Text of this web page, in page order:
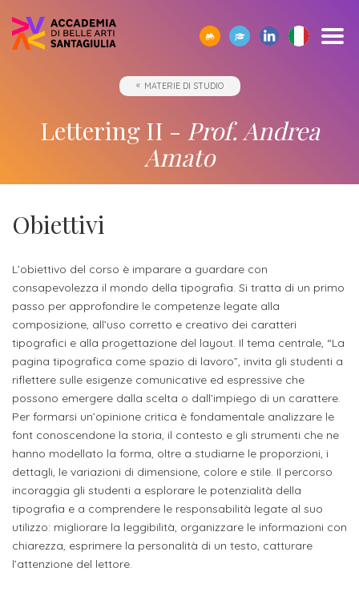
CERCA
Accademia
studio
Docenti
Rivista
IO01
Servizi
allo
studente
Internazionalizzazione
Aziende
e stage
News
Messaggio
del
Statuto
Regolamento
Didattico
Autorizzazioni
Ministeriali
Nucleo
di
Valutazione
ECTS
ACCADEMIA
Tutti
trienni,
specialistici
e
Master
di
Accademia
SantaGiulia
DIPARTIMENTI
Dipartimento
di
Arti
Visive
Docenti
Accademia
Terza
Missione
ERASMUS+
Reclutamento
TECNOLOGICO
IO01
tecnologico
Borse
Collaborazioni
studentesche
Finanziamento
"per
Merito"
Concorsi
Progetti
Terza
Missione
OPPORTUNITÀ
INTERNAZIONALI
ERASMUS+
ERASMUS+
AZIENDE
professionali
Modulistica
Registra
l'azienda
Invia
proposta
di
Stage
Apprendistato
per
le
Aziende
Login
EVENTI
ed
in
fuori
sede
DIREZIONE
Day
attività
orientamento
Appuntamenti
ONE-
TO-
ONE
Iscrizione
a
corsi
singoli
Gli
step
DISPOSIZIONE
dell'Accademia
Siamo
Richiedi
Informazioni
Iscriviti
alla
Newsletter
IN
ACCADEMIA
Come
Iscriversi
possibile
futuro
studente
genitore
di
uno
studente
studente
iscritto
MATERIE DI STUDIO
Lettering II - Prof. Andrea
Amato
Obiettivi
L’obiettivo del corso è imparare a guardare con
consapevolezza il mondo della tipografia. Si tratta di un primo
passo per approfondire le competenze legate alla
composizione, all’uso corretto e creativo dei caratteri
tipografici e alla progettazione del layout. Il tema centrale, “La
pagina tipografica come spazio di lavoro”, invita gli studenti a
riflettere sulle esigenze comunicative ed espressive che
possono emergere dalla scelta o dall’impiego di un carattere.
Per formarsi un’opinione critica è fondamentale analizzare le
font conoscendone la storia, il contesto e gli strumenti che ne
hanno modellato la forma, oltre a studiarne le proporzioni, i
dettagli, le variazioni di dimensione, colore e stile. Il percorso
incoraggia gli studenti a esplorare le potenzialità della
tipografia e a comprendere le responsabilità legate al suo
utilizzo: migliorare la leggibilità, organizzare le informazioni con
chiarezza, esprimere la personalità di un testo, catturare
l’attenzione del lettore.